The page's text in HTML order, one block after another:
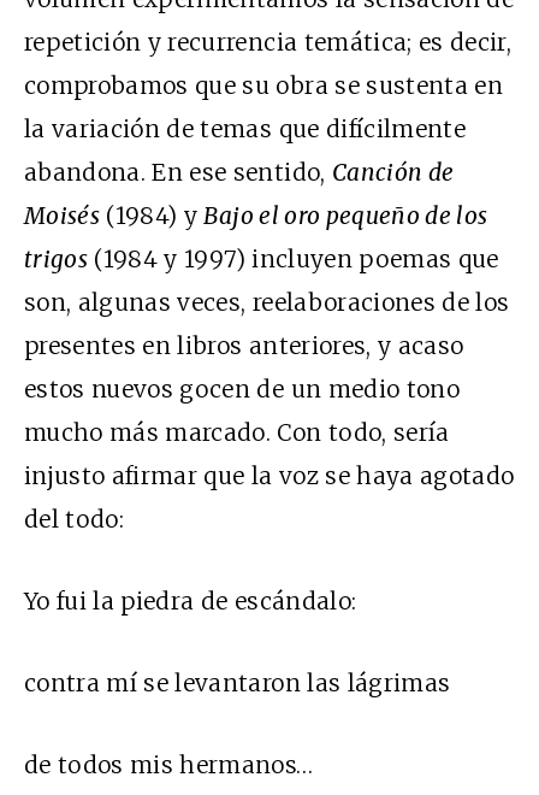
repetición y recurrencia temática; es decir,
comprobamos que su obra se sustenta en
la variación de temas que difícilmente
abandona. En ese sentido, Canción de
Moisés (1984) y Bajo el oro pequeño de los
trigos (1984 y 1997) incluyen poemas que
son, algunas veces, reelaboraciones de los
presentes en libros anteriores, y acaso
estos nuevos gocen de un medio tono
mucho más marcado. Con todo, sería
injusto afirmar que la voz se haya agotado
del todo:
Yo fui la piedra de escándalo:
contra mí se levantaron las lágrimas
de todos mis hermanos…